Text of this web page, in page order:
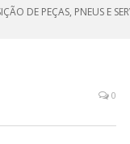
DE PEÇAS, PNEUS E
0